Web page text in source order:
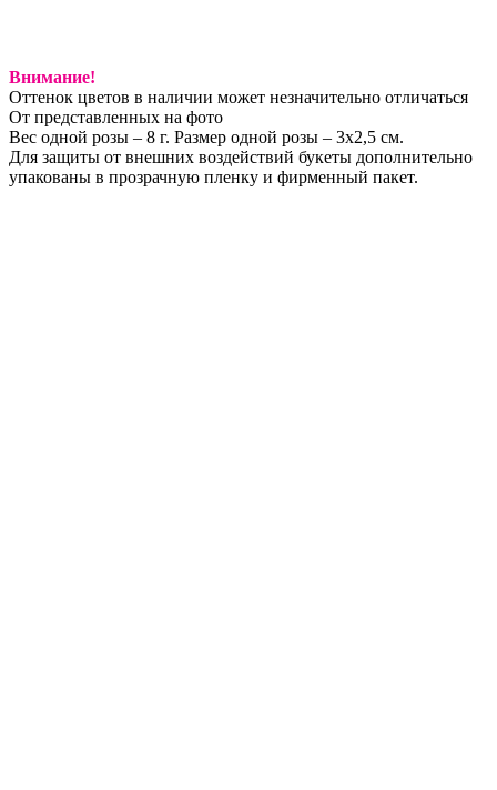
Внимание!
Оттенок цветов в наличии может незначительно отличаться
От представленных на фото
Вес одной розы – 8 г. Размер одной розы – 3х2,5 см.
Для защиты от внешних воздействий букеты дополнительно
упакованы в прозрачную пленку и фирменный пакет.